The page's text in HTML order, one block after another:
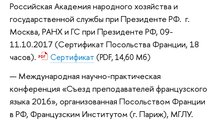
Российская Академия народного хозяйства и
государственной службы при Президенте РФ. г.
Москва, РАНХ и ГС при Президенте РФ, 09-
11.10.2017 (Сертификат Посольства Франции, 18
часов).
Сертификат (PDF, 14,60 Мб)
Международная научно-практическая
конференция «Съезд преподавателей французского
языка 2016», организованная Посольством Франции
в РФ, Французским Институтом (г. Париж), МГЛУ.